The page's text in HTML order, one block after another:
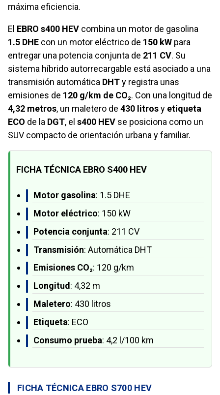
máxima eficiencia.
El EBRO s400 HEV combina un motor de gasolina
1.5 DHE con un motor eléctrico de 150 kW para
entregar una potencia conjunta de 211 CV. Su
sistema híbrido autorrecargable está asociado a una
transmisión automática DHTy registra unas
emisiones de 120 g/km de CO₂. Con una longitud de
4,32 metros, un maletero de 430 litrosy etiqueta
ECO de la DGT, el s400 HEV se posiciona como un
SUV compacto de orientación urbana y familiar.
FICHA TÉCNICA EBRO S400 HEV
Motor gasolina: 1.5 DHE
Motor eléctrico: 150 kW
Potencia conjunta: 211 CV
Transmisión: Automática DHT
Emisiones CO₂: 120 g/km
Longitud: 4,32 m
Maletero: 430 litros
Etiqueta: ECO
Consumo prueba: 4,2 l/100 km
FICHA TÉCNICA EBRO S700 HEV